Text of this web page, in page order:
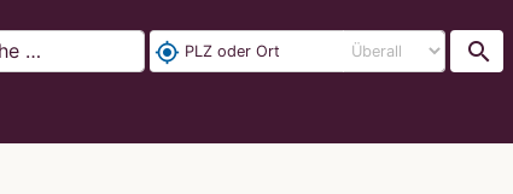
my_location search